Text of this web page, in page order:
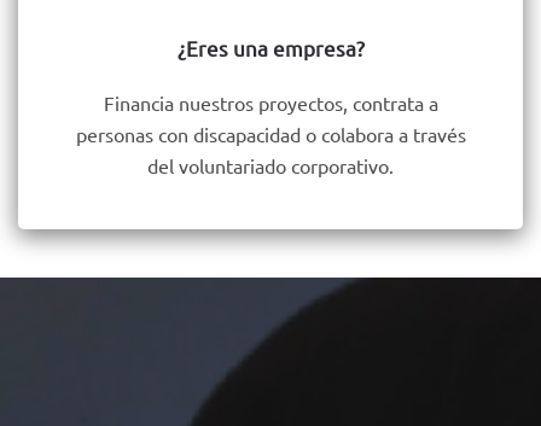
¿Eres una empresa?
Financia nuestros proyectos, contrata a
personas con discapacidad o colabora a través
del voluntariado corporativo.